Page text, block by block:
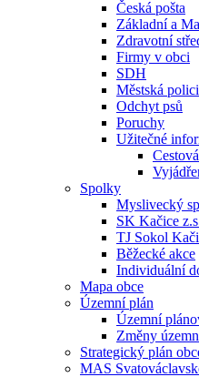
Česká pošta
Základní a
Zdravotní
Firmy v obci
SDH
Městská
Odchyt psů
Poruchy
Užitečné
Spolky
Myslivecký
SK Kačice
TJ Sokol
Běžecké akce
Individuální
Mapa obce
Územní plán
Územní
Změny
Strategický plán
MAS